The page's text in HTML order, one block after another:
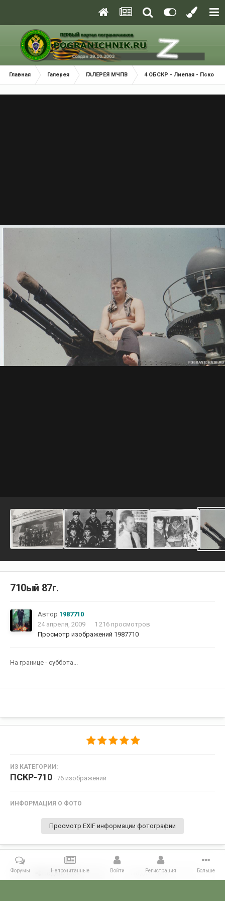
Главная Галерея ГАЛЕРЕЯ МЧПВ 4 ОБСКР - Лиепая - Псков
710ый 87г.
Автор 1987710
24 апреля, 2009
1 216 просмотров
Просмотр изображений 1987710
На границе - суббота...
ИЗ КАТЕГОРИИ:
ПСКР-710 · 76 изображений
ИНФОРМАЦИЯ О ФОТО
Просмотр EXIF информации фотографии
Поделиться Подписчики 0
Форумы Непрочитанные Войти Регистрация Больше